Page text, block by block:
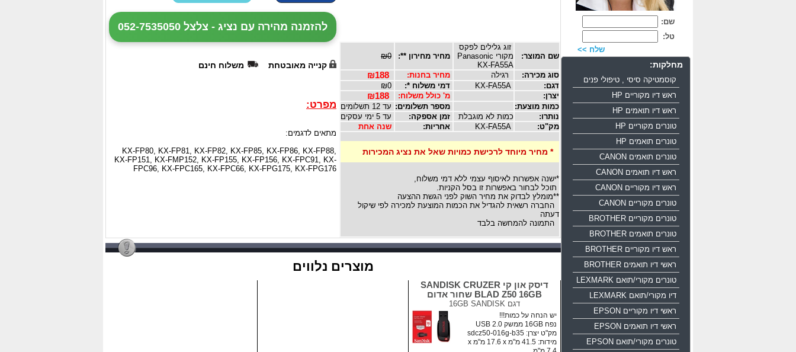
שם המוצר:
זוג גלילים לפקס
מקורי Panasonic
KX-FA55A
מחיר מחירון **: ₪0
סוג מכירה: רגילה מחיר בחנות:
דגם: דמי משלוח *:
יצרן:
מ' כולל משלוח:
כמות מוצעת: מספר תשלומים: עד 12 תשלומים
נותרו:
כמות לא מוגבלת זמן אספקה:
עד 5 ימי עסקים
מק"ט:
אחריות: שנה אחת
* מחיר מיוחד לרכישת כמויות שאל את נציג המכירות
*ישנה אפשרות לאיסוף עצמי ללא דמי משלוח,
תוכל לבחור באפשרות זו בסל הקניות.
**מומלץ לבדוק את מחיר השוק לפני הגשת ההצעה
החברה רשאית להגדיל את הכמות המוצעת למכירה לפי שיקול
דעתה
התמונה להמחשה בלבד
להזמנה מהירה עם נציג - צלצל 052-7535050
קנייה מאובטחת משלוח חינם
מפרט:
מתאים לדגמים:
KX-FP80, KX-FP81, KX-FP82, KX-FP85, KX-FP86, KX-FP88,
KX-FP151, KX-FMP152, KX-FP155, KX-FP156, KX-FPC91, KX-
FPC96, KX-FPC165, KX-FPC66, KX-FPG175, KX-FPG176
מוצרים נלווים
דיסק און קי SANDISK CRUZER
BLAD Z50 16GB שחור אדום
דגם 16GB SANDISK
יש הנחה על כמות!!!
נפח 16GB ממשק USB 2.0
מק"ט יצרן: sdcz50-016g-b35
מידות: ‏41.5 מ"מ x ‏17.6 מ"מ x
שם:
טל:
שלח >>
מחלקות:
קוסמטיקה סיסי , טיפולי פנים
ראש דיו מקוריים HP
ראש דיו תואמים HP
טונרים מקוריים HP
טונרים תואמים HP
טונרים תואמים CANON
ראש דיו תואמים CANON
ראש דיו מקוריים CANON
טונרים מקוריים CANON
טונרים מקוריים BROTHER
טונרים תואמים BROTHER
ראש דיו מקוריים BROTHER
ראשי דיו תואמים BROTHER
טונרים מקורי/תואם LEXMARK
דיו מקורי/תואם LEXMARK
ראשי דיו מקוריים EPSON
ראשי דיו תואמים EPSON
טונרים מקורי/תואם EPSON